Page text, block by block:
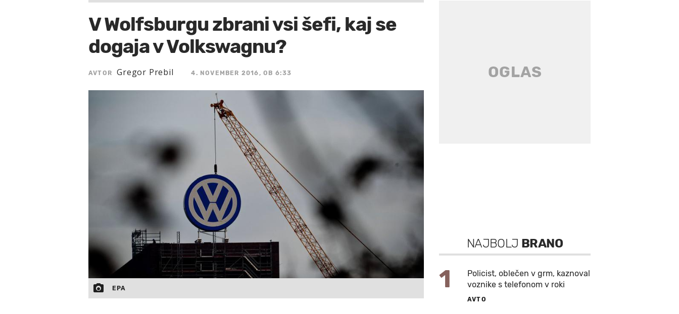
V Wolfsburgu zbrani vsi šefi, kaj se
dogaja v Volkswagnu?
AVTOR Gregor Prebil 4. NOVEMBER 2016, OB 6:33
EPA
NAJBOLJ BRANO
1
Policist, oblečen v grm, kaznoval
voznike s telefonom v roki
AVTO